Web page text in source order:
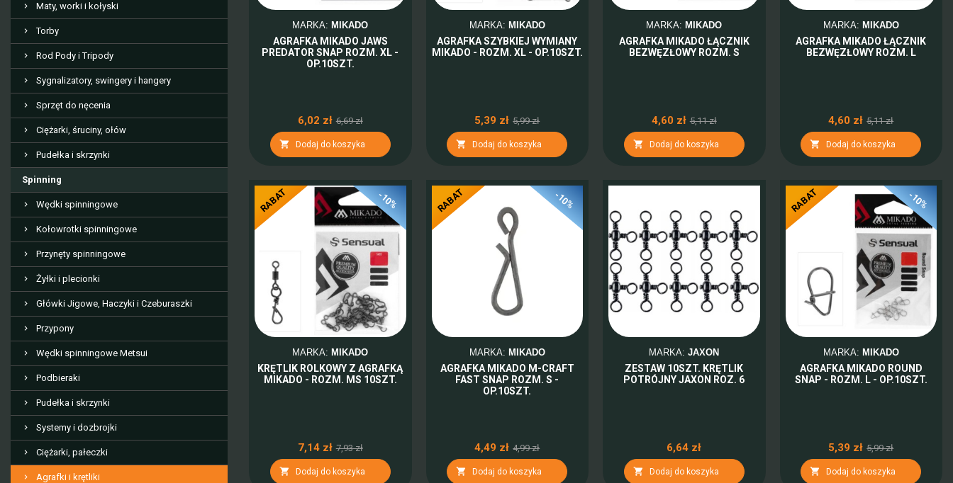
Maty, worki i kołyski
Torby
Rod Pody i Tripody
Sygnalizatory, swingery i hangery
Sprzęt do nęcenia
Ciężarki, śruciny, ołów
Pudełka i skrzynki
Spinning
Wędki spinningowe
Kołowrotki spinningowe
Przynęty spinningowe
Żyłki i plecionki
Główki Jigowe, Haczyki i Czeburaszki
Przypony
Wędki spinningowe Metsui
Podbieraki
Pudełka i skrzynki
Systemy i dozbrojki
Ciężarki, pałeczki
Agrafki i krętliki
MARKA: MIKADO
AGRAFKA MIKADO JAWS
PREDATOR SNAP ROZM. XL -
OP.10SZT.
6,02 zł 6,69 zł
 Dodaj do koszyka
MARKA: MIKADO
AGRAFKA SZYBKIEJ WYMIANY
MIKADO - ROZM. XL - OP.10SZT.
5,39 zł 5,99 zł
 Dodaj do koszyka
MARKA: MIKADO
AGRAFKA MIKADO ŁĄCZNIK
BEZWĘZŁOWY ROZM. S
4,60 zł 5,11 zł
 Dodaj do koszyka
MARKA: MIKADO
AGRAFKA MIKADO ŁĄCZNIK
BEZWĘZŁOWY ROZM. L
4,60 zł 5,11 zł
 Dodaj do koszyka
-10%
RABAT
MARKA:MIKADO
KRĘTLIK ROLKOWY Z AGRAFKĄ
MIKADO - ROZM. MS 10SZT.
7,14 zł 7,93 zł
 Dodaj do koszyka
-10%
RABAT
MARKA: MIKADO
AGRAFKA MIKADO M-CRAFT
FAST SNAP ROZM. S -
OP.10SZT.
4,49 zł 4,99 zł
 Dodaj do koszyka
MARKA:JAXON
ZESTAW 10SZT. KRĘTLIK
POTRÓJNY JAXON ROZ. 6
6,64 zł
 Dodaj do koszyka
-10%
RABAT
MARKA: MIKADO
AGRAFKA MIKADO ROUND
SNAP - ROZM. L - OP.10SZT.
5,39 zł 5,99 zł
 Dodaj do koszyka